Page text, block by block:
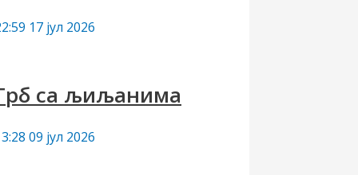
17 јул 2026
са љиљанима
09 јул 2026